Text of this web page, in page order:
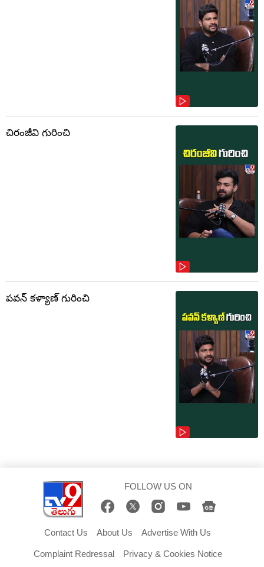
చిరంజీవి గురించి
పవన్ కళ్యాణ్ గురించి
FOLLOW US ON
Contact Us About Us Advertise With Us
Complaint Redressal Privacy & Cookies Notice